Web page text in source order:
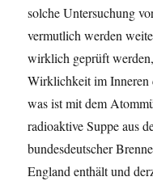
solche Untersuchung
vermutlich werden
wirklich geprüft
Wirklichkeit im Inneren
was ist mit dem
radioaktive Suppe aus
bundesdeutscher
England enthält und